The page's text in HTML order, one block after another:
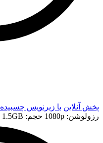
پخش آنلاین با زیرنویس چسبیده
رزولوشن: 1080p
حجم: 1.5GB